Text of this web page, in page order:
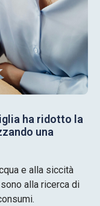
ha ridotto la
una
e alla siccità
alla ricerca di